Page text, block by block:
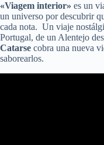
«Viagem interior» es un
un universo por descubrir
cada nota. Un viaje
Portugal, de un Alentejo
Catarse cobra una nueva
saborearlos.